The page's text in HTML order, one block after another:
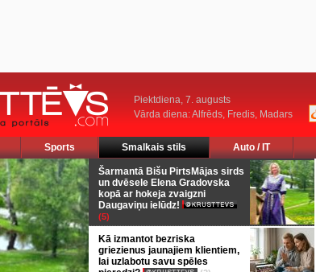
Piektdiena, 7. augusts
Vārda diena: Alfrēds, Fredis, Madars
Sports Smalkais stils Auto / IT
Šarmantā Bišu PirtsMājas sirds
un dvēsele Elena Gradovska
kopā ar hokeja zvaigzni
Daugaviņu ielūdz!
(5)
Kā izmantot bezriska
griezienus jaunajiem klientiem,
lai uzlabotu savu spēles